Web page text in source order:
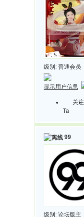
级别: 普通会员
显示用户信息
关注
Ta
99
级别: 论坛版主